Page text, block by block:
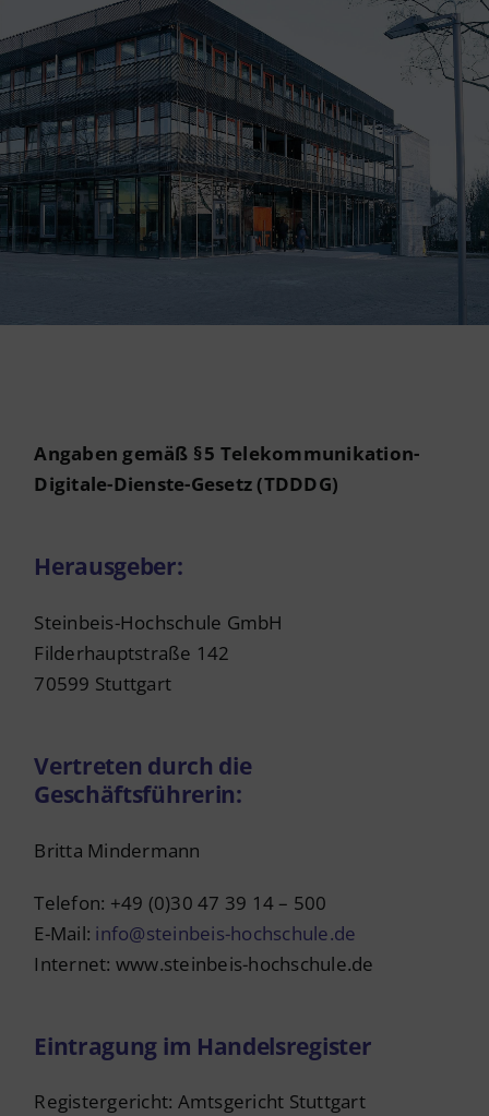
Barrierefreiheit
Deutsch
Angaben gemäß § 5 Telekommunikation-
Digitale-Dienste-Gesetz (TDDDG)
Herausgeber:
Steinbeis-Hochschule GmbH
Filderhauptstraße 142
70599 Stuttgart
Vertreten durch die
Geschäftsführerin:
Britta Mindermann
Telefon: +49 (0)30 47 39 14 – 500
E-Mail: info@steinbeis-hochschule.de
Internet: www.steinbeis-hochschule.de
Eintragung im Handelsregister
Registergericht: Amtsgericht Stuttgart